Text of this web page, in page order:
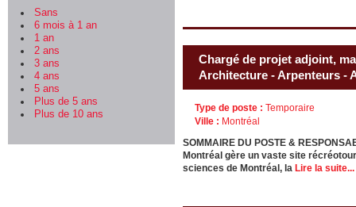
Sans
6 mois à 1 an
1 an
2 ans
3 ans
4 ans
5 ans
Plus de 5 ans
Plus de 10 ans
Chargé de projet adjoint,
Architecture - Arpenteurs -
Type de poste : Temporaire
Ville : Montréal
SOMMAIRE DU POSTE &
Montréal gère un vaste site
sciences de Montréal, la Lire la suite...